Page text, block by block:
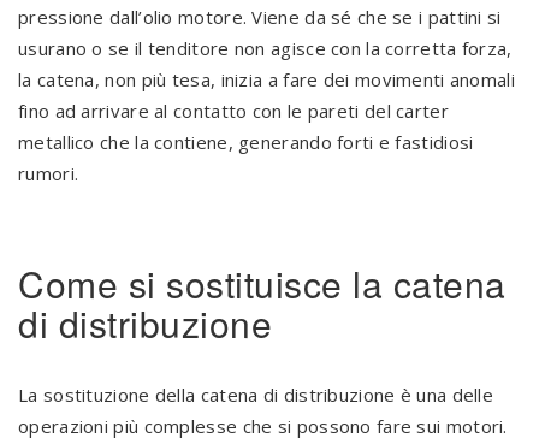
pressione dall’olio motore. Viene da sé che se i pattini si
usurano o se il tenditore non agisce con la corretta forza,
la catena, non più tesa, inizia a fare dei movimenti anomali
fino ad arrivare al contatto con le pareti del carter
metallico che la contiene, generando forti e fastidiosi
rumori.
Come si sostituisce la catena
di distribuzione
La sostituzione della catena di distribuzione è una delle
operazioni più complesse che si possono fare sui motori.